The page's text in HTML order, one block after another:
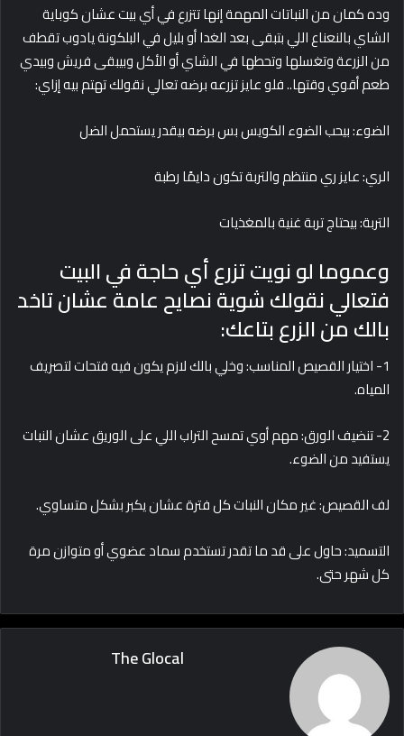
وده كمان من النباتات المهمة إنها تتزرع في أي بيت عشان كوباية
الشاي بالنعناع اللي بتبقى بعد الغدا أو بليل في البلكونة يادوب تقطف
من الزرعة وتغسلها وتحطها في الشاي أو الأكل وبيبقى فريش وبيدي
طعم أقوي وقتها.. فلو عايز تزرعه برضه تعالي نقولك تهتم بيه إزاي:
الضوء: بيحب الضوء الكويس بس برضه بيقدر يستحمل الضل
الري: عايز ري منتظم والتربة تكون دايمًا رطبة
التربة: بيحتاج تربة غنية بالمغذيات
وعموما لو نويت تزرع أي حاجة في البيت
فتعالي نقولك شوية نصايح عامة عشان تاخد
بالك من الزرع بتاعك:
1- اختيار القصيص المناسب: وخلي بالك لازم يكون فيه فتحات لتصريف
المياه.
2- تنضيف الورق: مهم أوي تمسح التراب اللي على الوريق عشان النبات
يستفيد من الضوء.
لف القصيص: غير مكان النبات كل فترة عشان يكبر بشكل متساوي.
التسميد: حاول على قد ما تقدر تستخدم سماد عضوي أو متوازن مرة
كل شهر حتى.
The Glocal